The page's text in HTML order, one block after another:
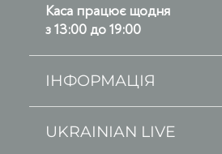
Каса працює щодня
з 13:00 до 19:00
ІНФОРМАЦІЯ
UKRAINIAN LIVE